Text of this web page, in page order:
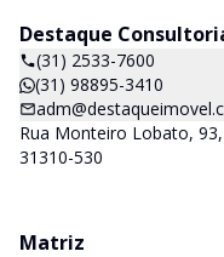
Destaque
(31) 2533-7600
(31) 98895-3410
Rua Monteiro Lobato,
31310-530
Matriz